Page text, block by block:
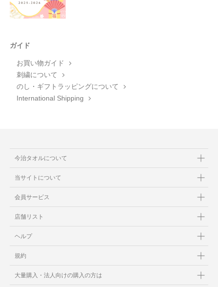
ガイド
お買い物ガイド
刺繍について
のし・ギフトラッピングについて
International Shipping
今治タオルについて
当サイトについて
会員サービス
店舗リスト
ヘルプ
規約
大量購入・法人向けの購入の方は